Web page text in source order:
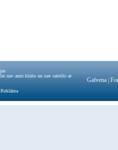
nav auto klubs un nav saistīts ar
Reklāma
Galvena